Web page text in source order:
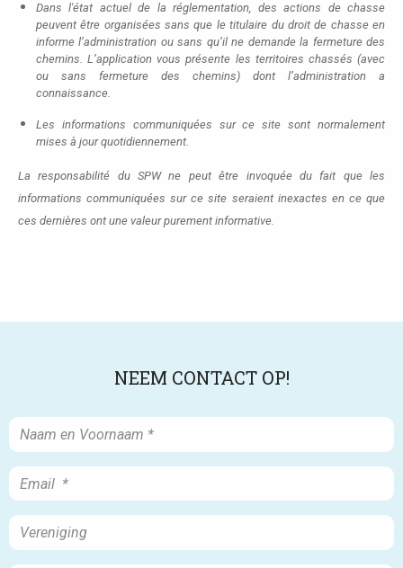
Dans l'état actuel de la réglementation, des actions de chasse
peuvent être organisées sans que le titulaire du droit de chasse en
informe l’administration ou sans qu’il ne demande la fermeture des
chemins. L’application vous présente les territoires chassés (avec
ou sans fermeture des chemins) dont l’administration a
connaissance.
Les informations communiquées sur ce site sont normalement
mises à jour quotidiennement.
La responsabilité du SPW ne peut être invoquée du fait que les
informations communiquées sur ce site seraient inexactes en ce que
ces dernières ont une valeur purement informative.
NEEM CONTACT OP!